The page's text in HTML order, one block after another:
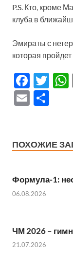
P.S. Кто, кроме
клуба в
Эмираты с
которая
F
ac
e
o
k
T
E
а
и
ПОХОЖИЕ
Формула-1:
06.08.2026
ЧМ 2026 –
21.07.2026